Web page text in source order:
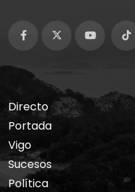
Directo
Portada
Vigo
Sucesos
Política